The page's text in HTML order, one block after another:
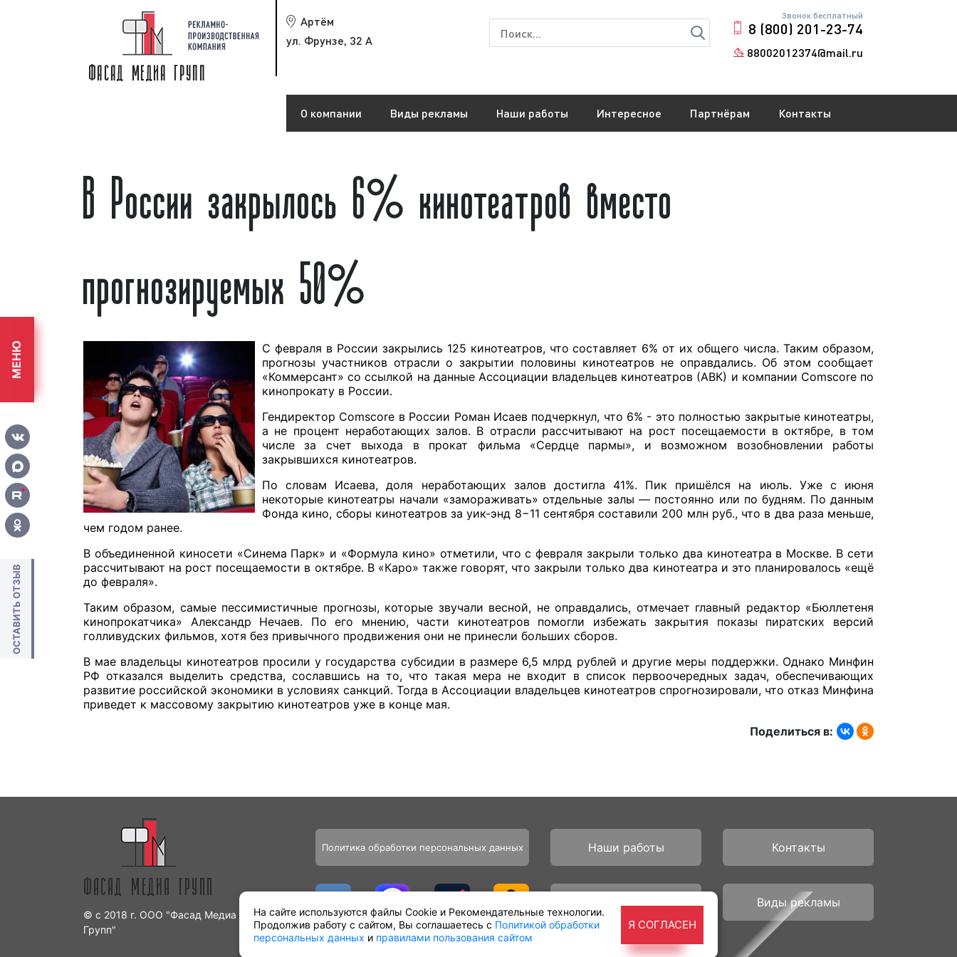
Артём
ул. Фрунзе, 32 А
Звонок бесплатный
8 (800) 201-23-74
88002012374@mail.ru
О компании Виды рекламы Наши работы Интересное Партнёрам Контакты
В России закрылось 6% кинотеатров вместо
прогнозируемых 50%
С февраля в России закрылись 125 кинотеатров, что составляет 6% от их общего числа. Таким образом,
прогнозы участников отрасли о закрытии половины кинотеатров не оправдались. Об этом сообщает
«Коммерсант» со ссылкой на данные Ассоциации владельцев кинотеатров (АВК) и компании Comscore по
кинопрокату в России.
Гендиректор Comscore в России Роман Исаев подчеркнул, что 6% - это полностью закрытые кинотеатры,
а не процент неработающих залов. В отрасли рассчитывают на рост посещаемости в октябре, в том
числе за счет выхода в прокат фильма «Сердце пармы», и возможном возобновлении работы
закрывшихся кинотеатров.
По словам Исаева, доля неработающих залов достигла 41%. Пик пришёлся на июль. Уже с июня
некоторые кинотеатры начали «замораживать» отдельные залы — постоянно или по будням. По данным
Фонда кино, сборы кинотеатров за уик-энд 8−11 сентября составили 200 млн руб., что в два раза меньше,
чем годом ранее.
В объединенной киносети «Синема Парк» и «Формула кино» отметили, что с февраля закрыли только два кинотеатра в Москве. В сети
рассчитывают на рост посещаемости в октябре. В «Каро» также говорят, что закрыли только два кинотеатра и это планировалось «ещё
до февраля».
Таким образом, самые пессимистичные прогнозы, которые звучали весной, не оправдались, отмечает главный редактор «Бюллетеня
кинопрокатчика» Александр Нечаев. По его мнению, части кинотеатров помогли избежать закрытия показы пиратских версий
голливудских фильмов, хотя без привычного продвижения они не принесли больших сборов.
В мае владельцы кинотеатров просили у государства субсидии в размере 6,5 млрд рублей и другие меры поддержки. Однако Минфин
РФ отказался выделить средства, сославшись на то, что такая мера не входит в список первоочередных задач, обеспечивающих
развитие российской экономики в условиях санкций. Тогда в Ассоциации владельцев кинотеатров спрогнозировали, что отказ Минфина
приведет к массовому закрытию кинотеатров уже в конце мая.
Поделиться в:
© с 2018 г. ООО "Фасад Медиа
Групп"
Политика обработки персональных данных Наши работы Контакты
Партнёрам Виды рекламы
МЕНЮ
ОСТАВИТЬ ОТЗЫВ
На сайте используются файлы Cookie и Рекомендательные технологии.
Продолжив работу с сайтом, Вы соглашаетесь с Политикой обработки
персональных данных и правилами пользования сайтом
Я СОГЛАСЕН